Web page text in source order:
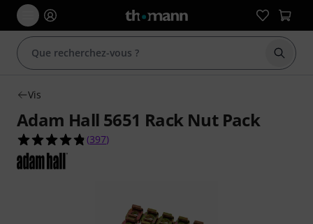
Vis
Adam Hall 5651 Rack Nut Pack
4.8 étoiles sur 5 d'après 397 évaluations clients
(397)